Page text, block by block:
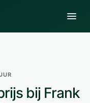
bij Frank